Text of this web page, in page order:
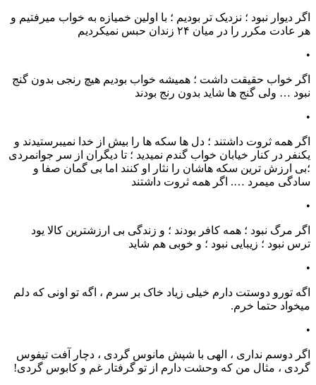
اگر دیوار نبود ؛ نزدیک تر بودیم ؛ با اولین خمیازه به خواب میرفتیم و
هر عادت مکرر را در میان ۲۴ زندان حبس نمیکردیم
•
اگر خواب حقیقت داشت ؛ همیشه خواب بودیم هیچ رنجی بدون گنج
نبود … ولی گنج ها شاید بدون رنج بودند
•
اگر همه ثروت داشتند ؛ دل ها سکه ها را بیش از خدا نمیبرستیدند و
یکنفر در کنار خیابان خواب گندم نمیدید ؛ تا دیگران از سر جوانمردی
؛بی ارزش ترین سکه هاشان را نثار او کنند اما بی گمان صفا و
سادگی میمرد …. اگر همه ثروت داشتند
•
اگر مرگ نبود ؛ همه کافر بودند ؛ و زندگی بی ارزشترین کالا یود
ترس نبود ؛ زیبایی نبود ؛ و خوبی هم شاید
•
اگه تورو دوستت دارم خیلی زیاد خاک بر سرم ، اگه تو اونی که دلم
میخواد حتما خرم.
•
اگر دوسم نداری ، الهی با شپش مانوس گردی ، دچار آفت تیفوس
گردی ، مثال من که وحشت دارم از تو گرفتار غم و کابوس گردی!